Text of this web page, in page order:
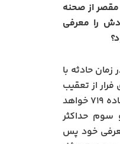
مقصر از صحنه
را معرفی
زمان حادثه با
از تعقیب
محل را ترک کرده است، مشمول ماده ۷۱۹ خواهد
سوم حداکثر
خود پس